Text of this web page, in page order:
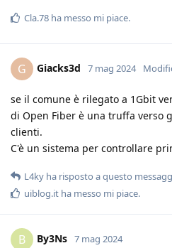
Cla.78 ha messo mi piace.
G Giacks3d 7 mag 2024
se il comune è rilegato a 1Gbit
di Open Fiber è una truffa verso
clienti.
C'è un sistema per controllare
L4ky ha risposto a questo
uiblog.it ha messo mi piace.
B By3Ns 7 mag 2024